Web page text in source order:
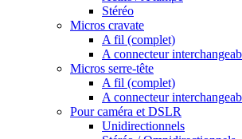
Stéréo
Micros cravate
A fil (complet)
A connecteur
Micros serre-tête
A fil (complet)
A connecteur
Pour caméra et DSLR
Unidirectionnels